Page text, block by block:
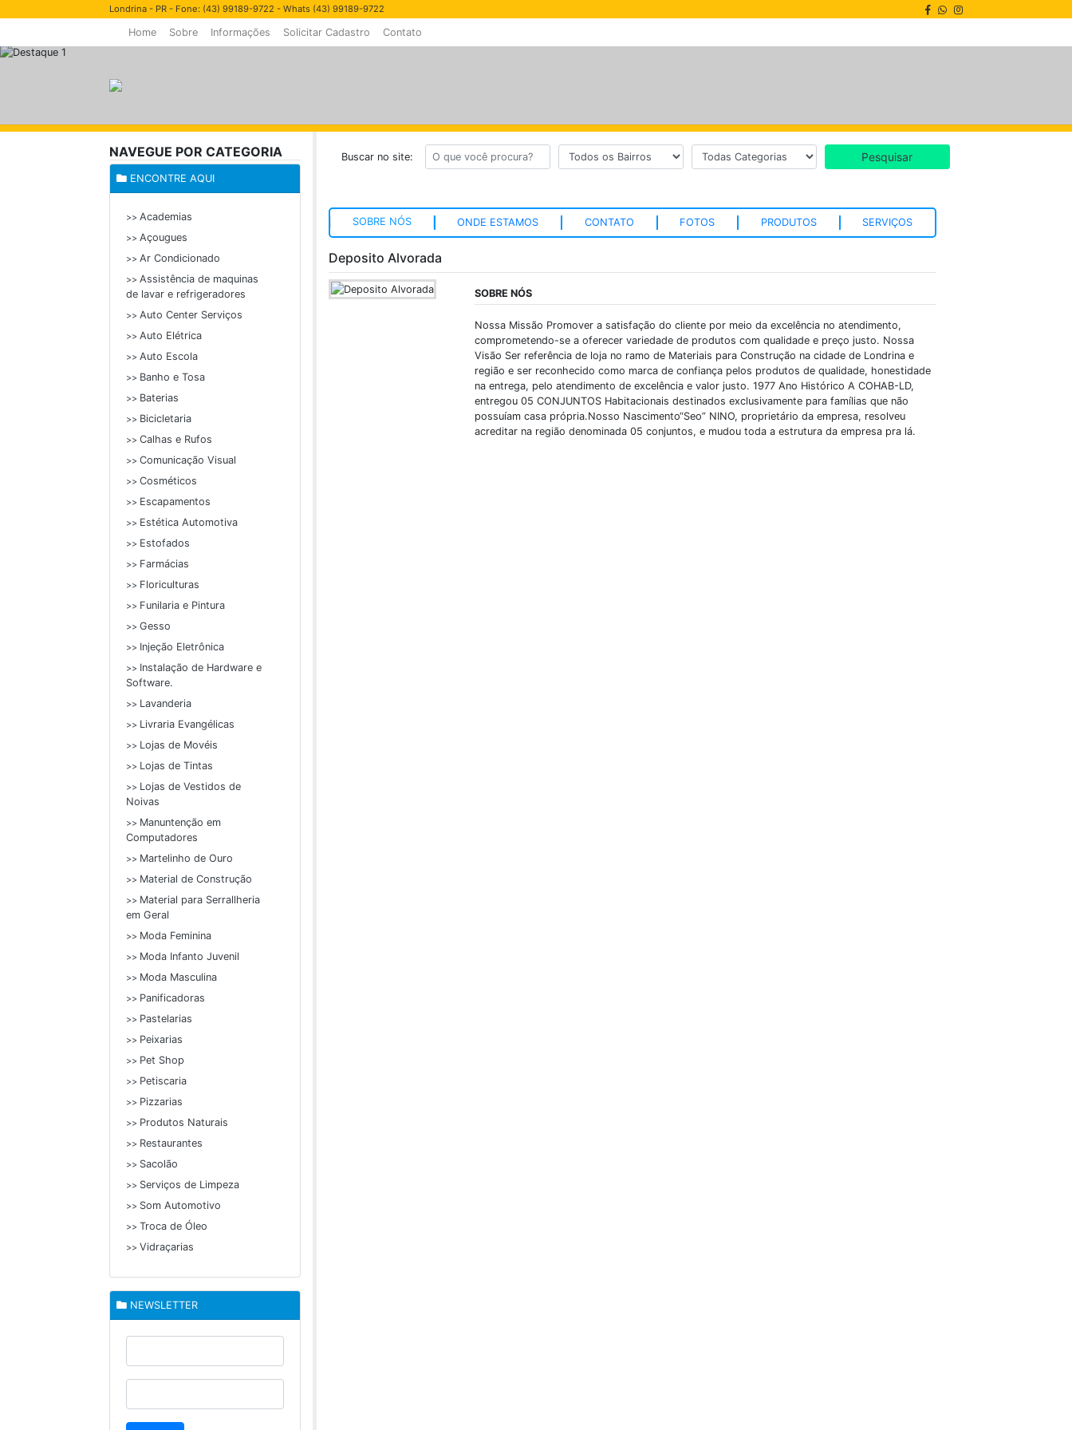
Londrina - PR - Fone: (43) 99189-9722 - Whats (43) 99189-9722
Home Sobre Informações Solicitar Cadastro Contato
NAVEGUE POR CATEGORIA
ENCONTRE AQUI
>> Academias
>> Açougues
>> Ar Condicionado
>> Assistência de maquinas
de lavar e refrigeradores
>> Auto Center Serviços
>> Auto Elétrica
>> Auto Escola
>> Banho e Tosa
>> Baterias
>> Bicicletaria
>> Calhas e Rufos
>> Comunicação Visual
>> Cosméticos
>> Escapamentos
>> Estética Automotiva
>> Estofados
>> Farmácias
>> Floriculturas
>> Funilaria e Pintura
>> Gesso
>> Injeção Eletrônica
>> Instalação de Hardware e
Software.
>> Lavanderia
>> Livraria Evangélicas
>> Lojas de Movéis
>> Lojas de Tintas
>> Lojas de Vestidos de
Noivas
>> Manuntenção em
Computadores
>> Martelinho de Ouro
>> Material de Construção
>> Material para Serrallheria
em Geral
>> Moda Feminina
>> Moda Infanto Juvenil
>> Moda Masculina
>> Panificadoras
>> Pastelarias
>> Peixarias
>> Pet Shop
>> Petiscaria
>> Pizzarias
>> Produtos Naturais
>> Restaurantes
>> Sacolão
>> Serviços de Limpeza
>> Som Automotivo
>> Troca de Óleo
>> Vidraçarias
NEWSLETTER
Buscar no site: Pesquisar
SOBRE NÓS ONDE ESTAMOS CONTATO FOTOS PRODUTOS SERVIÇOS
Deposito Alvorada
SOBRE NÓS
Nossa Missão Promover a satisfação do cliente por meio da excelência no atendimento,
comprometendo-se a oferecer variedade de produtos com qualidade e preço justo. Nossa
Visão Ser referência de loja no ramo de Materiais para Construção na cidade de Londrina e
região e ser reconhecido como marca de confiança pelos produtos de qualidade, honestidade
na entrega, pelo atendimento de excelência e valor justo. 1977 Ano Histórico A COHAB-LD,
entregou 05 CONJUNTOS Habitacionais destinados exclusivamente para famílias que não
possuíam casa própria.Nosso Nascimento“Seo” NINO, proprietário da empresa, resolveu
acreditar na região denominada 05 conjuntos, e mudou toda a estrutura da empresa pra lá.